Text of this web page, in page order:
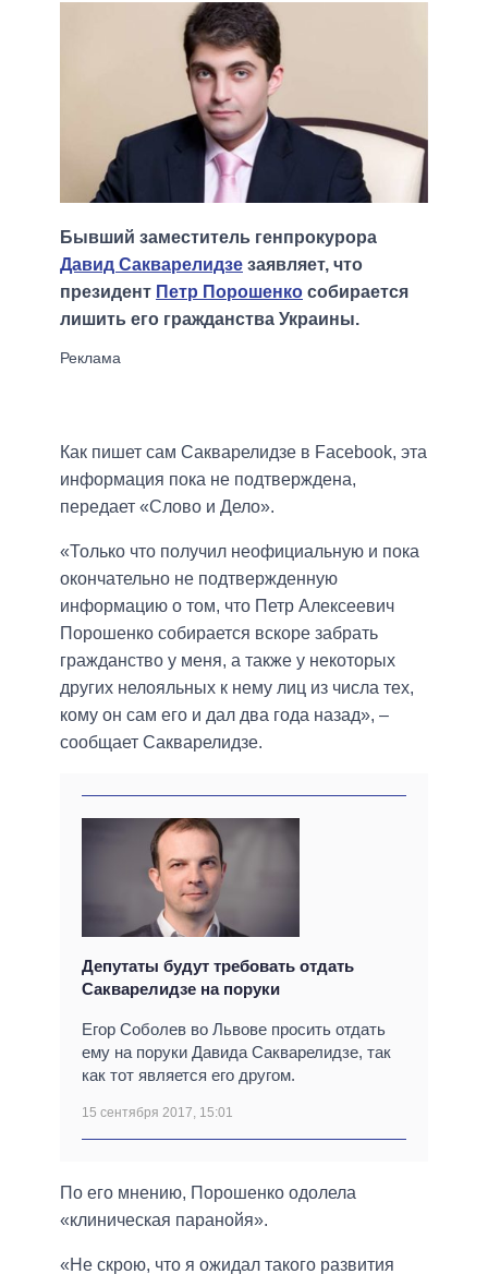
Бывший заместитель генпрокурора
Давид Сакварелидзе заявляет, что
президент Петр Порошенко собирается
лишить его гражданства Украины.
Как пишет сам Сакварелидзе в Facebook, эта
информация пока не подтверждена,
передает «Слово и Дело».
«Только что получил неофициальную и пока
окончательно не подтвержденную
информацию о том, что Петр Алексеевич
Порошенко собирается вскоре забрать
гражданство у меня, а также у некоторых
других нелояльных к нему лиц из числа тех,
кому он сам его и дал два года назад», –
сообщает Сакварелидзе.
Депутаты будут требовать отдать
Сакварелидзе на поруки
Егор Соболев во Львове просить отдать
ему на поруки Давида Сакварелидзе, так
как тот является его другом.
15 сентября 2017, 15:01
По его мнению, Порошенко одолела
«клиническая паранойя».
«Не скрою, что я ожидал такого развития